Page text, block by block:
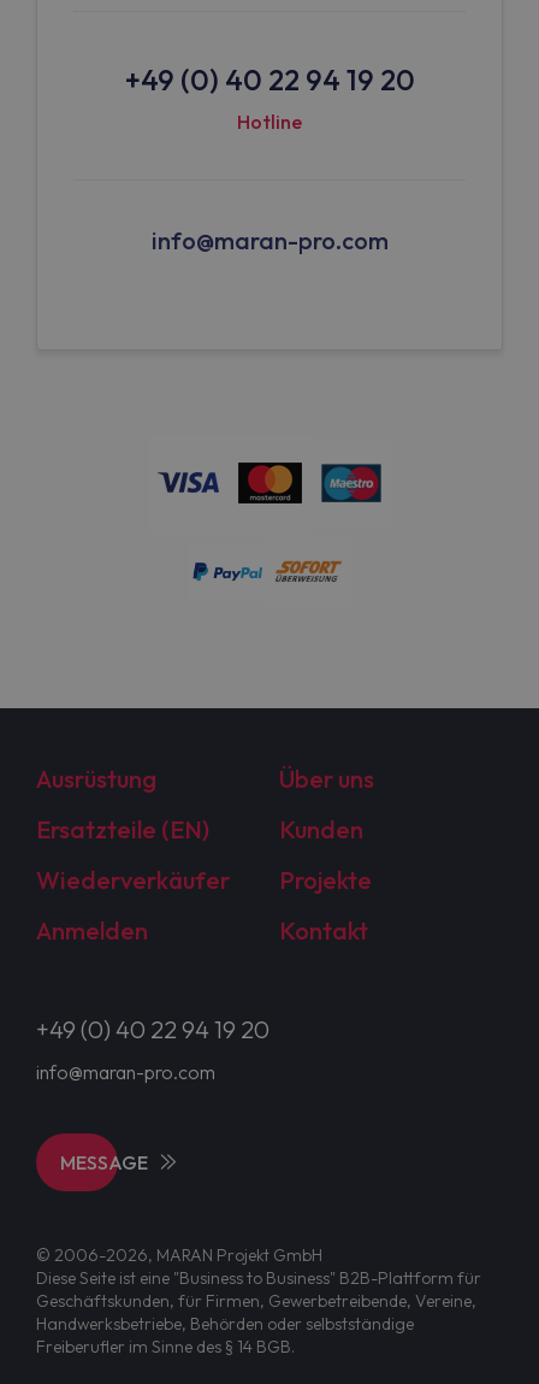
+49 (0) 40 22 94 19 20
Hotline
info@maran-pro.com
Ausrüstung
Über uns
Ersatzteile (EN)
Kunden
Wiederverkäufer
Projekte
Anmelden
Kontakt
+49 (0) 40 22 94 19 20
info@maran-pro.com
MESSAGE
© 2006-2026, MARAN Projekt GmbH
Diese Seite ist eine "Business to Business" B2B-Plattform für
Geschäftskunden, für Firmen, Gewerbetreibende, Vereine,
Handwerksbetriebe, Behörden oder selbstständige
Freiberufler im Sinne des § 14 BGB.